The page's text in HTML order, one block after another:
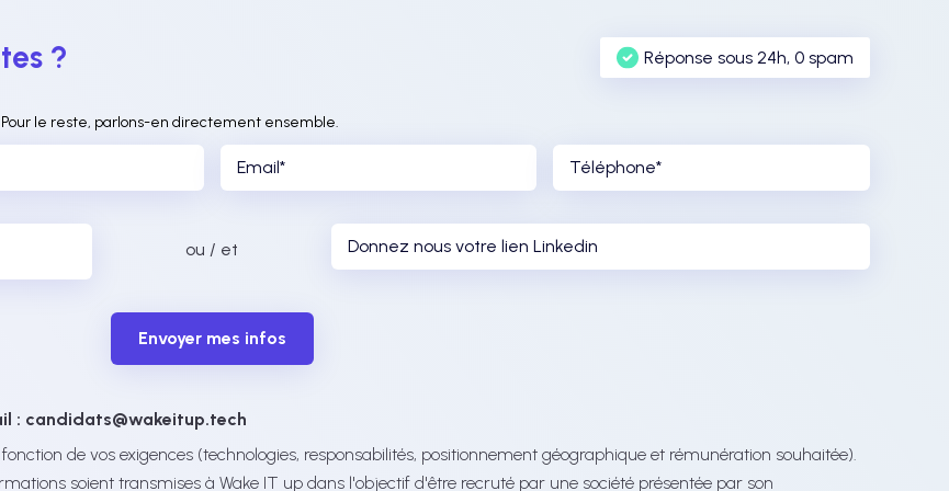
? Réponse sous 24h, 0 spam
Pour le reste, parlons-en directement ensemble.
ou / et
Envoyer mes infos
: candidats@wakeitup.tech
de vos exigences (technologies, responsabilités, positionnement géographique et rémunération souhaitée).
soient transmises à Wake IT up dans l'objectif d'être recruté par une société présentée par son